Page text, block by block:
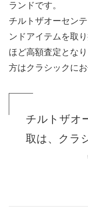
ランドです。
チルトザオーセン
ンドアイテムを取
ほど高額査定とな
方はクラシックにお
チルトザオ
取は、クラ